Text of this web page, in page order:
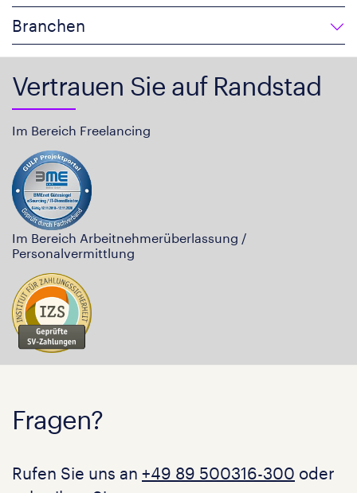
Branchen
Vertrauen Sie auf Randstad
Im Bereich Freelancing
Im Bereich Arbeitnehmerüberlassung /
Personalvermittlung
Fragen?
Rufen Sie uns an +49 89 500316-300 oder